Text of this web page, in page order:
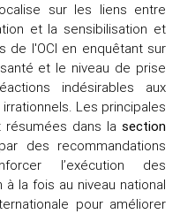
sur les liens entre
et la sensibilisation et
de l'OCI en enquêtant sur
et le niveau de prise
indésirables aux
Les principales
résumées dans lasection
des recommandations
l’exécution des
la fois au niveau national
pour améliorer